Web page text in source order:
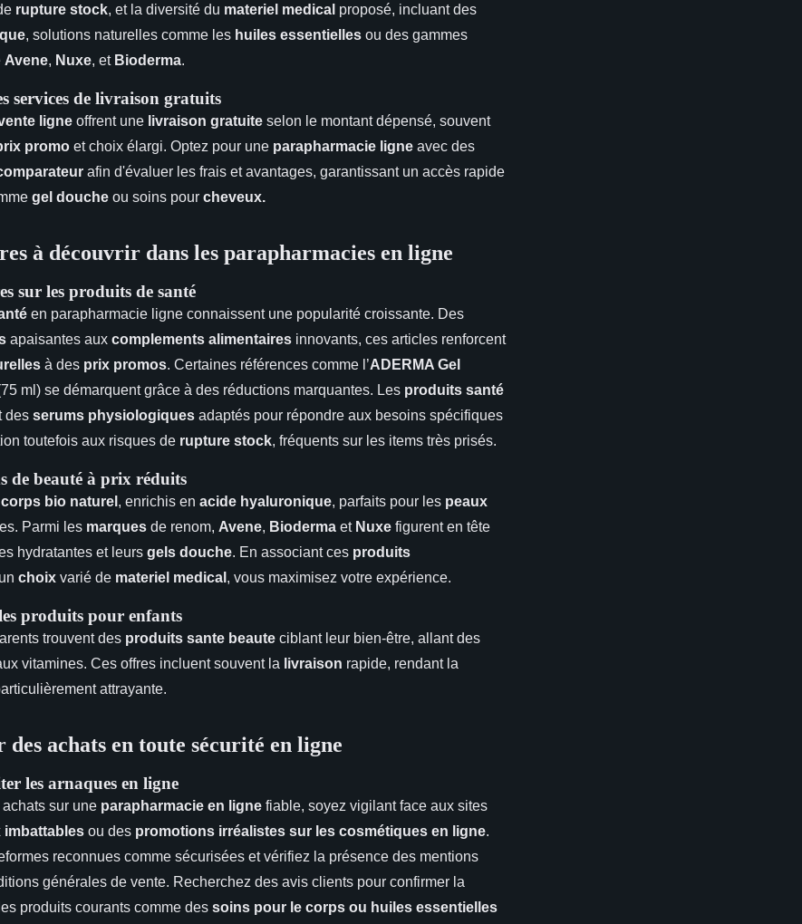
rupture stock, et la diversité du materiel medical proposé, incluant des
, solutions naturelles comme les huiles essentielles ou des gammes
Avene, Nuxe, et Bioderma.
services de livraison gratuits
ligne offrent une livraison gratuite selon le montant dépensé, souvent
promo et choix élargi. Optez pour une parapharmacie ligne avec des
afin d'évaluer les frais et avantages, garantissant un accès rapide
gel douche ou soins pour cheveux.
à découvrir dans les parapharmacies en ligne
sur les produits de santé
en parapharmacie ligne connaissent une popularité croissante. Des
apaisantes aux complements alimentaires innovants, ces articles renforcent
à des prix promos. Certaines références comme l’ADERMA Gel
ml) se démarquent grâce à des réductions marquantes. Les produits santé
des serums physiologiques adaptés pour répondre aux besoins spécifiques
toutefois aux risques de rupture stock, fréquents sur les items très prisés.
de beauté à prix réduits
bio naturel , enrichis en acide hyaluronique, parfaits pour les peaux
Parmi les marques de renom, Avene, Bioderma et Nuxe figurent en tête
hydratantes et leurs gels douche. En associant ces produits
choix varié de materiel medical , vous maximisez votre expérience.
produits pour enfants
trouvent des produits sante beaute ciblant leur bien-être, allant des
vitamines. Ces offres incluent souvent la livraison rapide, rendant la
attrayante.
des achats en toute sécurité en ligne
les arnaques en ligne
sur une parapharmacie en ligne fiable, soyez vigilant face aux sites
imbattables ou des promotions irréalistes sur les cosmétiques en ligne.
reconnues comme sécurisées et vérifiez la présence des mentions
générales de vente. Recherchez des avis clients pour confirmer la
produits courants comme des soins pour le corps ou huiles essentielles